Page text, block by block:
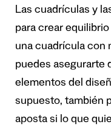
Las cuadrículas y
para crear
una cuadrícula con
puedes asegurarte
elementos del
supuesto, también
aposta si lo que